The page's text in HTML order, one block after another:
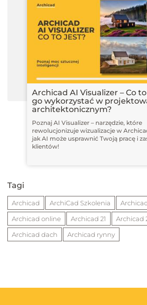
Archicad AI Visualizer – Co
go wykorzystać w
architektonicznym?
Poznaj AI Visualizer – narzędzie, które
rewolucjonizuje wizualizacje w
jak AI może usprawnić Twoją pracę i
klientów!
Tagi
Archicad ArchiCad Szkolenia
Archicad online
Archicad 21 Archicad
Archicad dach
Archicad rynny